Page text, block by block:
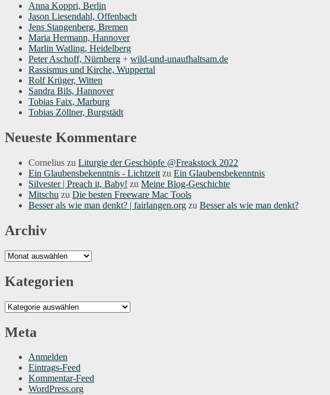
Anna Koppri, Berlin
Jason Liesendahl, Offenbach
Jens Stangenberg, Bremen
Maria Hermann, Hannover
Marlin Watling, Heidelberg
Peter Aschoff, Nürnberg + wild-und-unaufhaltsam.de
Rassismus und Kirche, Wuppertal
Rolf Krüger, Witten
Sandra Bils, Hannover
Tobias Faix, Marburg
Tobias Zöllner, Burgstädt
Neueste Kommentare
Cornelius zu Liturgie der Geschöpfe @Freakstock 2022
Ein Glaubensbekenntnis - Lichtzeit zu Ein Glaubensbekenntnis
Silvester | Preach it, Baby! zu Meine Blog-Geschichte
Mitschu zu Die besten Freeware Mac Tools
Besser als wie man denkt? | fairlangen.org zu Besser als wie man denkt?
Archiv
Archiv
Kategorien
Kategorien
Meta
Anmelden
Eintrags-Feed
Kommentar-Feed
WordPress.org